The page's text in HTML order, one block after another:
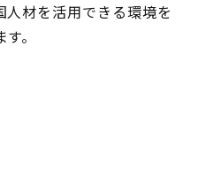
材を活用できる環境を
。